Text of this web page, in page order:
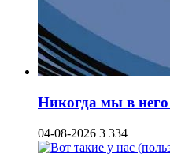
Никогда мы в
04-08-2026 3 334